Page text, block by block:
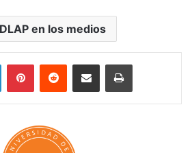
en los medios
LinkedInPinterestReddit Share via Email Print